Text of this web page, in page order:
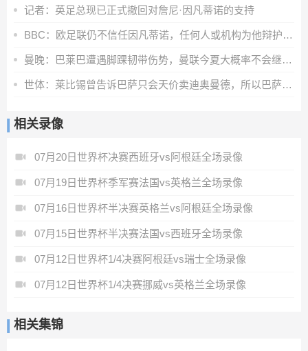
记者：英足总现已正式撤回对詹尼·因凡蒂诺的支持
BBC：欧足联仍不信任因凡蒂诺，任何人或机构为他辩护都无济于事
曼晚：巴莱巴遭遇脚踝韧带伤势，曼联今夏大概率不会继续追求他
世体：莱比锡曾告诉巴萨只会天价卖迪奥曼德，所以巴萨放弃了
相关录像
07月20日世界杯决赛西班牙vs阿根廷全场录像
07月19日世界杯季军赛法国vs英格兰全场录像
07月16日世界杯半决赛英格兰vs阿根廷全场录像
07月15日世界杯半决赛法国vs西班牙全场录像
07月12日世界杯1/4决赛阿根廷vs瑞士全场录像
07月12日世界杯1/4决赛挪威vs英格兰全场录像
相关集锦